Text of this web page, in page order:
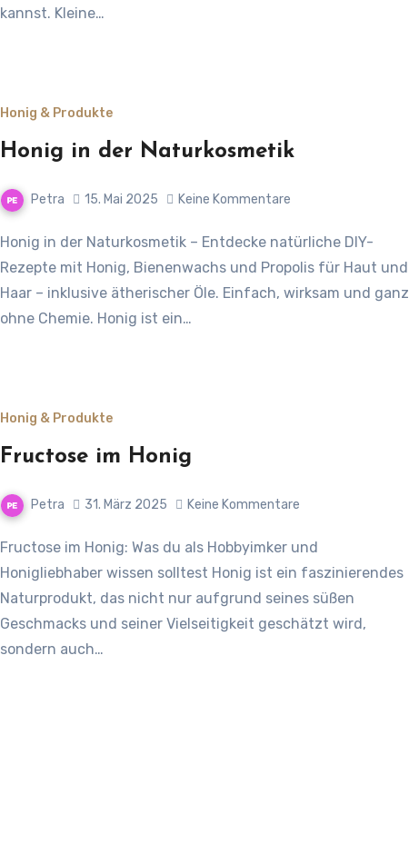
kannst. Kleine…
Honig & Produkte
Honig in der Naturkosmetik
Petra 15. Mai 2025 Keine Kommentare
Honig in der Naturkosmetik – Entdecke natürliche DIY-
Rezepte mit Honig, Bienenwachs und Propolis für Haut und
Haar – inklusive ätherischer Öle. Einfach, wirksam und ganz
ohne Chemie. Honig ist ein…
Honig & Produkte
Fructose im Honig
Petra 31. März 2025 Keine Kommentare
Fructose im Honig: Was du als Hobbyimker und
Honigliebhaber wissen solltest Honig ist ein faszinierendes
Naturprodukt, das nicht nur aufgrund seines süßen
Geschmacks und seiner Vielseitigkeit geschätzt wird,
sondern auch…